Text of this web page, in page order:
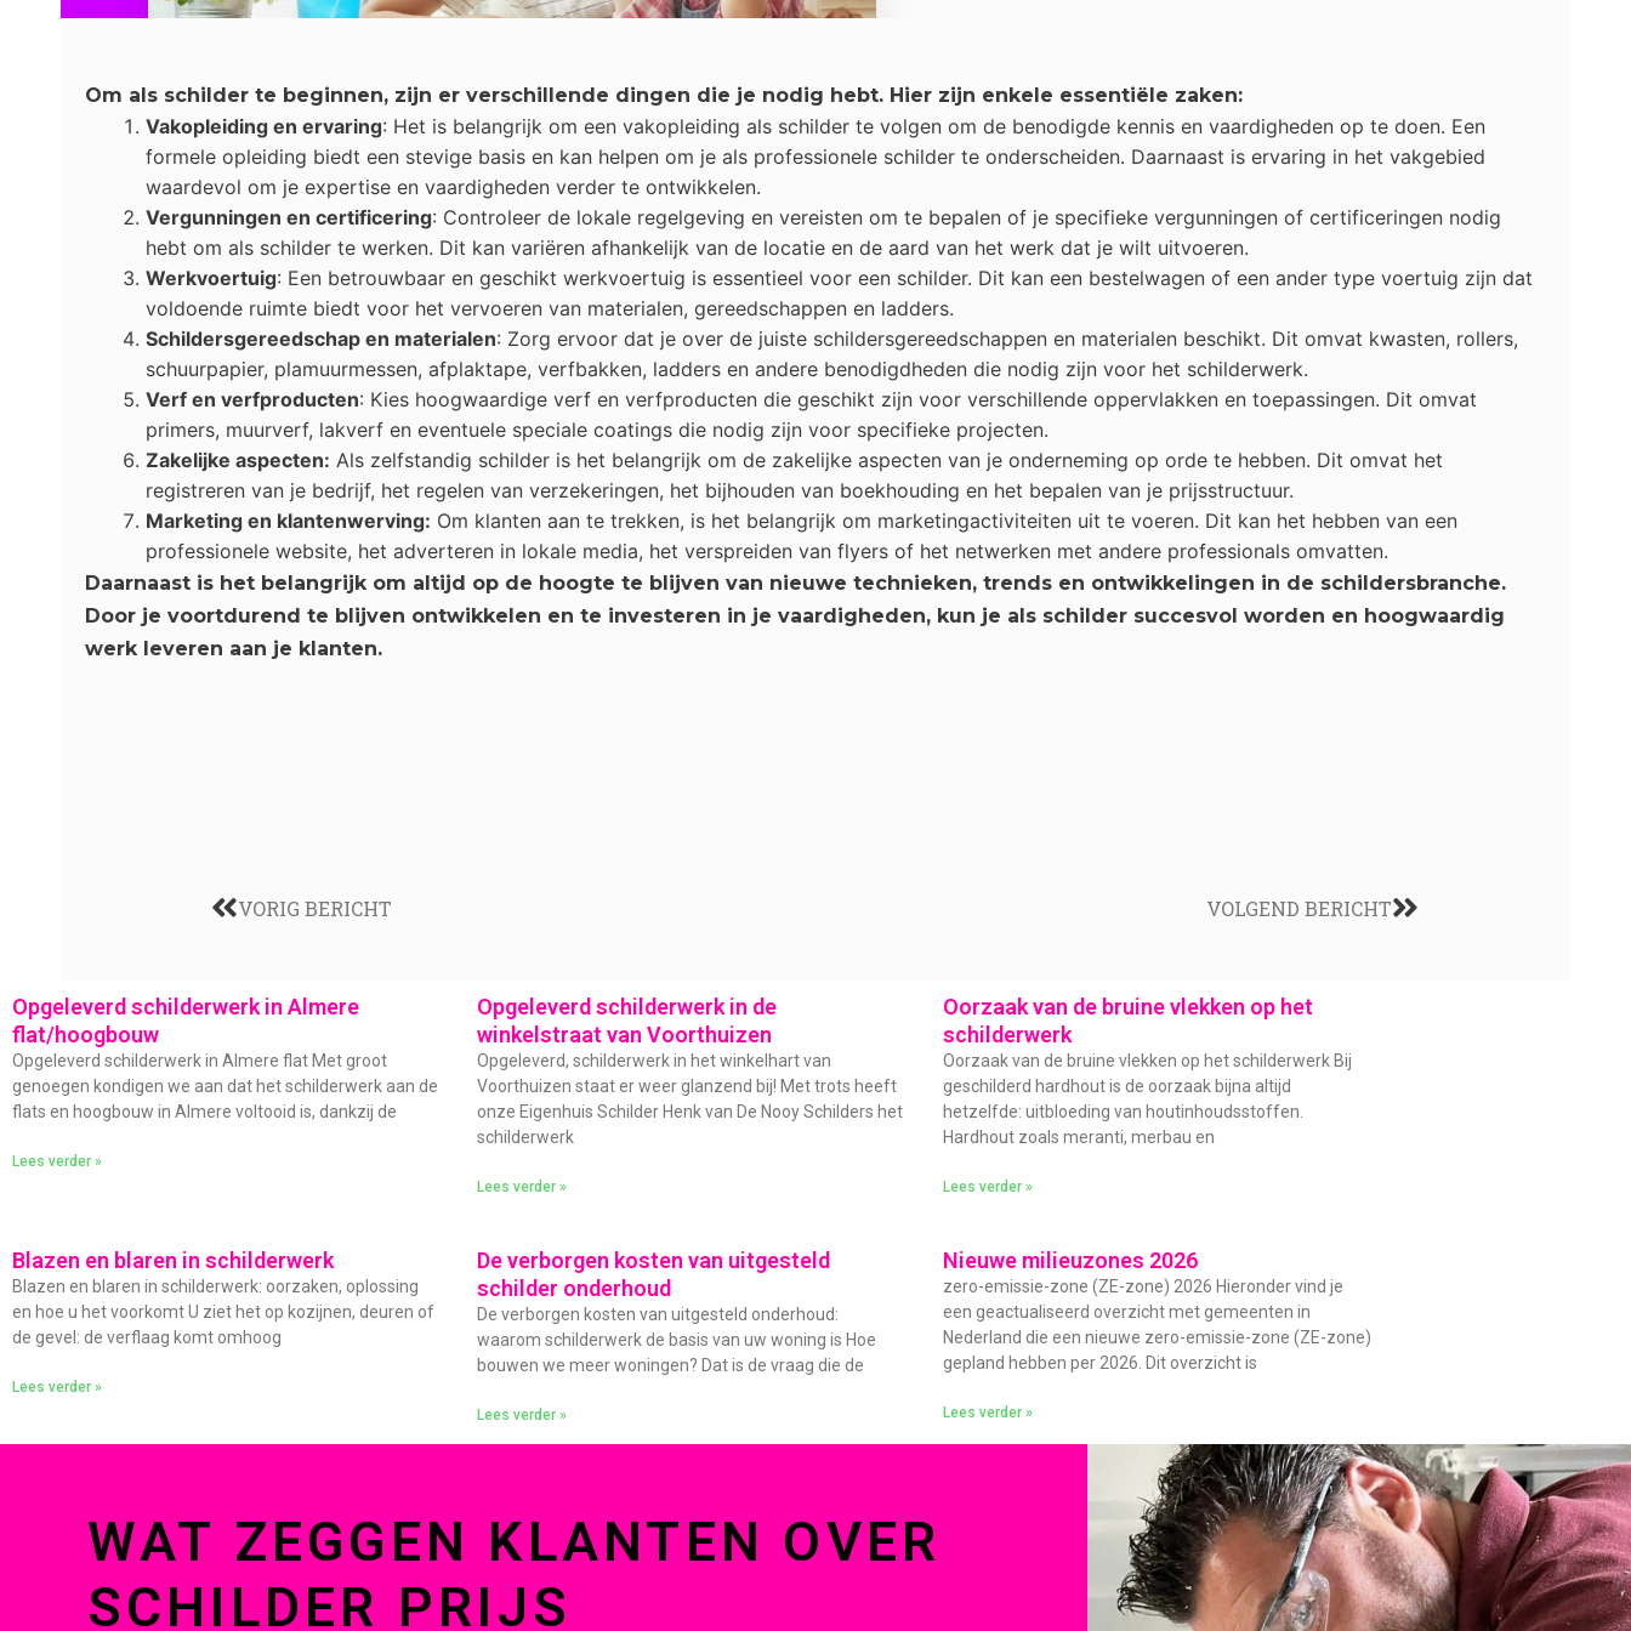
Om als schilder te beginnen, zijn er verschillende dingen die je nodig hebt. Hier zijn enkele essentiële zaken:
Vakopleiding en ervaring: Het is belangrijk om een vakopleiding als schilder te volgen om de benodigde kennis en vaardigheden op te doen. Een
formele opleiding biedt een stevige basis en kan helpen om je als professionele schilder te onderscheiden. Daarnaast is ervaring in het vakgebied
waardevol om je expertise en vaardigheden verder te ontwikkelen.
Vergunningen en certificering: Controleer de lokale regelgeving en vereisten om te bepalen of je specifieke vergunningen of certificeringen nodig
hebt om als schilder te werken. Dit kan variëren afhankelijk van de locatie en de aard van het werk dat je wilt uitvoeren.
Werkvoertuig: Een betrouwbaar en geschikt werkvoertuig is essentieel voor een schilder. Dit kan een bestelwagen of een ander type voertuig zijn dat
voldoende ruimte biedt voor het vervoeren van materialen, gereedschappen en ladders.
Schildersgereedschap en materialen: Zorg ervoor dat je over de juiste schildersgereedschappen en materialen beschikt. Dit omvat kwasten, rollers,
schuurpapier, plamuurmessen, afplaktape, verfbakken, ladders en andere benodigdheden die nodig zijn voor het schilderwerk.
Verf en verfproducten: Kies hoogwaardige verf en verfproducten die geschikt zijn voor verschillende oppervlakken en toepassingen. Dit omvat
primers, muurverf, lakverf en eventuele speciale coatings die nodig zijn voor specifieke projecten.
Zakelijke aspecten: Als zelfstandig schilder is het belangrijk om de zakelijke aspecten van je onderneming op orde te hebben. Dit omvat het
registreren van je bedrijf, het regelen van verzekeringen, het bijhouden van boekhouding en het bepalen van je prijsstructuur.
Marketing en klantenwerving: Om klanten aan te trekken, is het belangrijk om marketingactiviteiten uit te voeren. Dit kan het hebben van een
professionele website, het adverteren in lokale media, het verspreiden van flyers of het netwerken met andere professionals omvatten.
Daarnaast is het belangrijk om altijd op de hoogte te blijven van nieuwe technieken, trends en ontwikkelingen in de schildersbranche.
Door je voortdurend te blijven ontwikkelen en te investeren in je vaardigheden, kun je als schilder succesvol worden en hoogwaardig
werk leveren aan je klanten.
VORIG BERICHT VOLGEND BERICHT
Opgeleverd schilderwerk in Almere
flat/hoogbouw
Opgeleverd schilderwerk in Almere flat Met groot
genoegen kondigen we aan dat het schilderwerk aan de
flats en hoogbouw in Almere voltooid is, dankzij de
Lees verder »
Opgeleverd schilderwerk in de
winkelstraat van Voorthuizen
Opgeleverd, schilderwerk in het winkelhart van
Voorthuizen staat er weer glanzend bij! Met trots heeft
onze Eigenhuis Schilder Henk van De Nooy Schilders het
schilderwerk
Lees verder »
Oorzaak van de bruine vlekken op het
schilderwerk
Oorzaak van de bruine vlekken op het schilderwerk Bij
geschilderd hardhout is de oorzaak bijna altijd
hetzelfde: uitbloeding van houtinhoudsstoffen.
Hardhout zoals meranti, merbau en
Lees verder »
Blazen en blaren in schilderwerk
Blazen en blaren in schilderwerk: oorzaken, oplossing
en hoe u het voorkomt U ziet het op kozijnen, deuren of
de gevel: de verflaag komt omhoog
Lees verder »
De verborgen kosten van uitgesteld
schilder onderhoud
De verborgen kosten van uitgesteld onderhoud:
waarom schilderwerk de basis van uw woning is Hoe
bouwen we meer woningen? Dat is de vraag die de
Lees verder »
Nieuwe milieuzones 2026
zero-emissie-zone (ZE-zone) 2026 Hieronder vind je
een geactualiseerd overzicht met gemeenten in
Nederland die een nieuwe zero-emissie-zone (ZE-zone)
gepland hebben per 2026. Dit overzicht is
Lees verder »
WAT ZEGGEN KLANTEN OVER
SCHILDER PRIJS